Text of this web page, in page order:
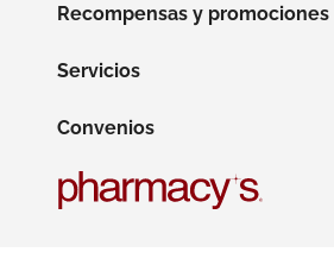
Recompensas y promociones
Servicios
Convenios